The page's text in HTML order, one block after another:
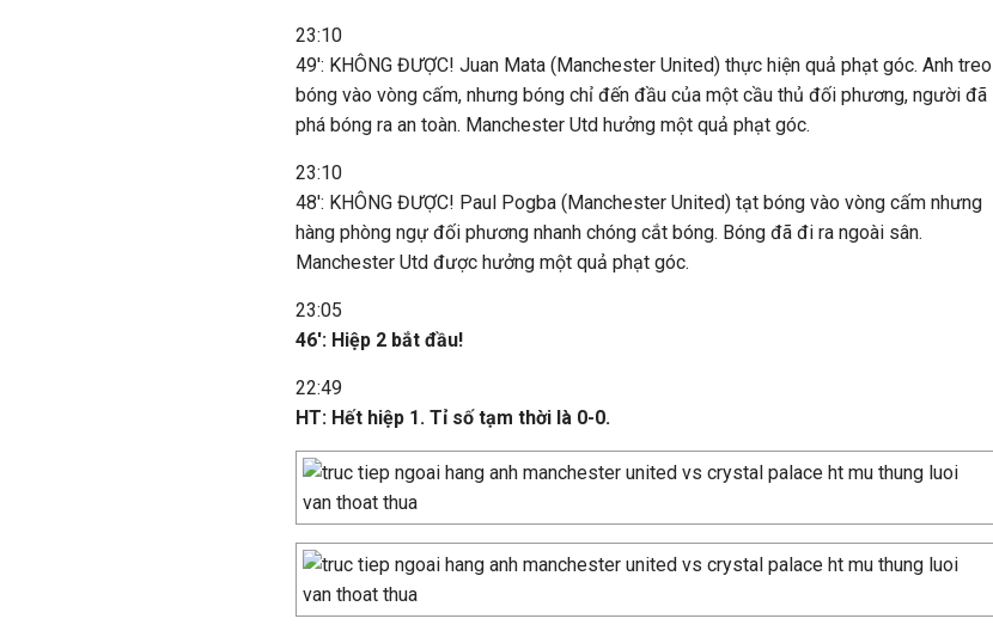
23:10
49': KHÔNG ĐƯỢC! Juan Mata (Manchester United) thực hiện quả phạt góc. Anh treo
bóng vào vòng cấm, nhưng bóng chỉ đến đầu của một cầu thủ đối phương, người đã
phá bóng ra an toàn. Manchester Utd hưởng một quả phạt góc.
23:10
48': KHÔNG ĐƯỢC! Paul Pogba (Manchester United) tạt bóng vào vòng cấm nhưng
hàng phòng ngự đối phương nhanh chóng cắt bóng. Bóng đã đi ra ngoài sân.
Manchester Utd được hưởng một quả phạt góc.
23:05
46': Hiệp 2 bắt đầu!
22:49
HT: Hết hiệp 1. Tỉ số tạm thời là 0-0.